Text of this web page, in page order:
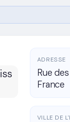
ADRESSE
Rue
France
VILLE DE